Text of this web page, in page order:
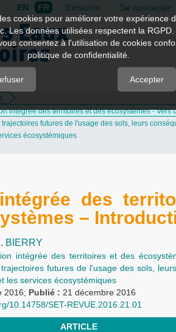
EN FR S'inscrire Se connecter
intégrée des territoires et des écosystèmes - Vers
futures de l'usage des sols, leurs
écosystémiques
des
–
BIERRY
intégrée des territoires et des
futures de l'usage des sols,
les services écosystémiques
2016; Publié : 21 décembre 2016
10.14758/SET-REVUE.2016.21.01
ARTICLE
cookies pour améliorer votre expérience
Les données utilisées respectent la
consentez à l'utilisation de cookies
politique de confidentialité.
Accepter